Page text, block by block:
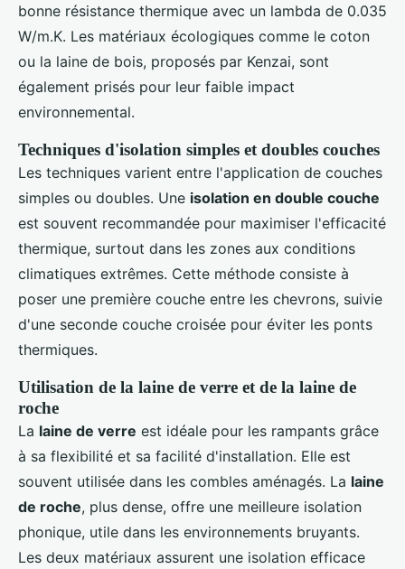
bonne résistance thermique avec un lambda de 0.035
W/m.K. Les matériaux écologiques comme le coton
ou la laine de bois, proposés par Kenzai, sont
également prisés pour leur faible impact
environnemental.
Techniques d'isolation simples et doubles couches
Les techniques varient entre l'application de couches
simples ou doubles. Une isolation en double couche
est souvent recommandée pour maximiser l'efficacité
thermique, surtout dans les zones aux conditions
climatiques extrêmes. Cette méthode consiste à
poser une première couche entre les chevrons, suivie
d'une seconde couche croisée pour éviter les ponts
thermiques.
Utilisation de la laine de verre et de la laine de
roche
La laine de verre est idéale pour les rampants grâce
à sa flexibilité et sa facilité d'installation. Elle est
souvent utilisée dans les combles aménagés. La laine
de roche, plus dense, offre une meilleure isolation
phonique, utile dans les environnements bruyants.
Les deux matériaux assurent une isolation efficace